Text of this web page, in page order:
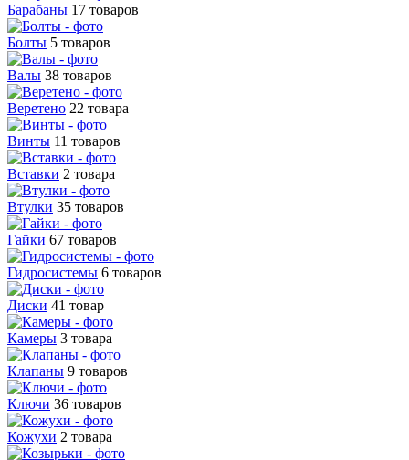
Барабаны 17 товаров
Болты 5 товаров
Валы 38 товаров
Веретено 22 товара
Винты 11 товаров
Вставки 2 товара
Втулки 35 товаров
Гайки 67 товаров
Гидросистемы 6 товаров
Диски 41 товар
Камеры 3 товара
Клапаны 9 товаров
Ключи 36 товаров
Кожухи 2 товара